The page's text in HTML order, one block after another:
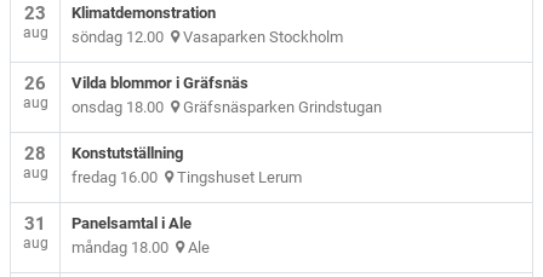
23
aug
Klimatdemonstration
söndag 12.00 Vasaparken Stockholm
26
aug
Vilda blommor i Gräfsnäs
onsdag 18.00 Gräfsnäsparken Grindstugan
28
aug
Konstutställning
fredag 16.00 Tingshuset Lerum
31
aug
Panelsamtal i Ale
måndag 18.00 Ale